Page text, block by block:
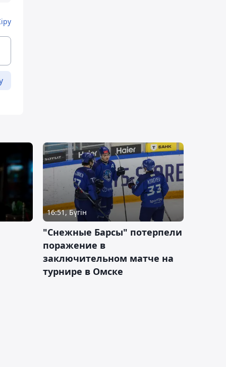
16:51, Бүгін
"Снежные Барсы" потерпели
поражение в
заключительном матче на
турнире в Омске